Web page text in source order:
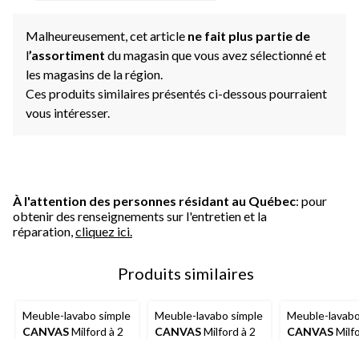
Malheureusement, cet article ne fait plus partie de
l’assortiment du magasin que vous avez sélectionné et
les magasins de la région.
Ces produits similaires présentés ci-dessous pourraient
vous intéresser.
À l'attention des personnes résidant au Québec: pour
obtenir des renseignements sur l'entretien et la
réparation, cliquez ici.
Produits similaires
Meuble-lavabo simple
CANVASMilford à 2
Meuble-lavabo simple
CANVASMilford à 2
Meuble-
CANVAS